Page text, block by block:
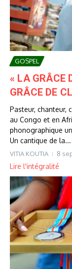
GOSPEL
« LA GRÂCE
GRÂCE DE
Pasteur, chanteur,
au Congo et en
phonographique
Un cantique de la...
VITIA KOUTIA 8
Lire l'intégralité